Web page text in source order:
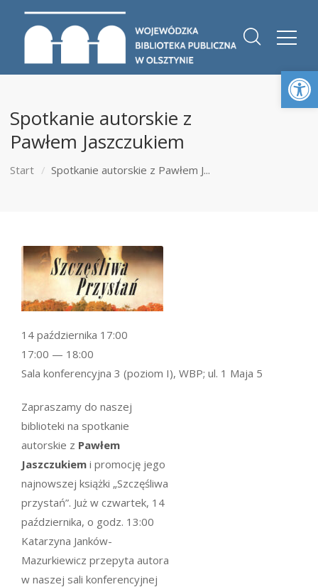
Spotkanie autorskie z
Pawłem Jaszczukiem
Start Spotkanie autorskie z Pawłem J...
Zapraszamy do naszej
biblioteki na spotkanie
autorskie z Pawłem
Jaszczukiem i promocję jego
najnowszej książki „Szczęśliwa
przystań”. Już w czwartek, 14
października, o godz. 13:00
Katarzyna Janków-
Mazurkiewicz przepyta autora
w naszej sali konferencyjnej
14 października 17:00
17:00 — 18:00
Sala konferencyjna 3 (poziom I), WBP; ul. 1 Maja 5